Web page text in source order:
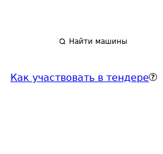
Найти машины
Как участвовать в тендере